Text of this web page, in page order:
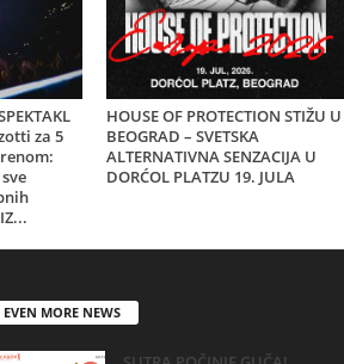
za 5
HOUSE OF PROTECTION STIŽU U
BEOGRAD – SVETSKA
ALTERNATIVNA SENZACIJA U
DORĆOL PLATZU 19. JULA
EVEN MORE NEWS